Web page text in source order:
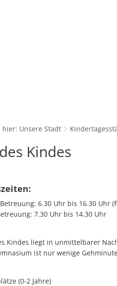
hier: Unsere Stadt
Kindes
6.30 Uhr bis 16.30 Uhr
7.30 Uhr bis 14.30 Uhr
Kindes liegt in unmittelbarer
ist nur wenige
(0-2 Jahre)